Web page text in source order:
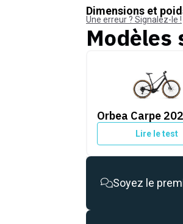
Dimensions et
Une erreur ? Signalez-le !
Modèles
Orbea Carpe
Lire le test
Soyez le